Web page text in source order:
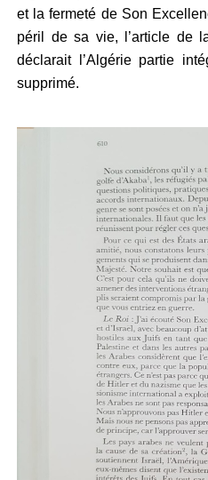
et la fermeté de Son
péril de sa vie, l’article de
déclarait l’Algérie partie
supprimé.